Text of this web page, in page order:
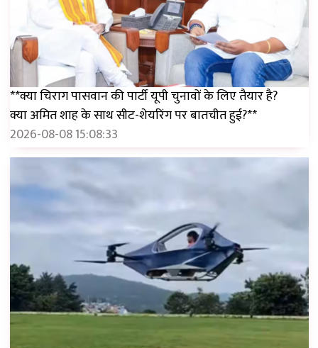
**क्या चिराग पासवान की पार्टी यूपी चुनावों के लिए तैयार है?
क्या अमित शाह के साथ सीट-शेयरिंग पर बातचीत हुई?**
2026-08-08 15:08:33